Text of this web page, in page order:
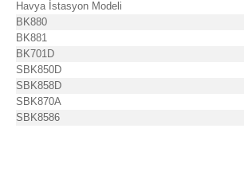
Havya İstasyon Modeli
BK880
BK881
BK701D
SBK850D
SBK858D
SBK870A
SBK8586